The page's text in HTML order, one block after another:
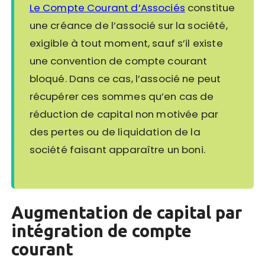
Le Compte Courant d’Associés constitue
une créance de l’associé sur la société,
exigible à tout moment, sauf s’il existe
une convention de compte courant
bloqué. Dans ce cas, l’associé ne peut
récupérer ces sommes qu’en cas de
réduction de capital non motivée par
des pertes ou de liquidation de la
société faisant apparaître un boni.
Augmentation de capital par
intégration de compte
courant